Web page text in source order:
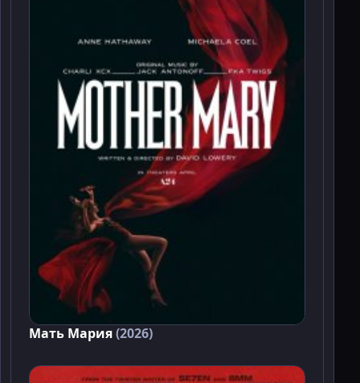
Мать Мария(2026)